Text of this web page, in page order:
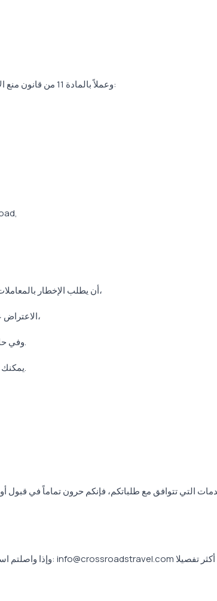
وعملاً بالمادة 11 من قانون منع الاتجار بالبشر، يمكن لأي شخص أن يمارس الحقوق التالية عن طريق تقديم طلب إلى متحكم البيانات:
أن يطلب الإخطار بالمعاملات التي تتم عملاً بالفقرتين الفرعيتين (هـ) و(و) إلى الأطراف الثالثة التي تنقل إليها البيانات الشخصية،
الاعتراض على ظهور نتيجة لضرر الشخص نفسه عن طريق تحليل البيانات المجهزة حصرا من خلال النظم الآلية،
وفي حالة الضرر الناجم عن التجهيز غير القانوني للبيانات الشخصية، يحق لها المطالبة بالتعويض عن الضرر.
يمكنك الاتصال بنا عبر شبكة المعلومات عبر الطرق عبر البريد الإلكتروني لممارسة حقوقك المذكورة أعلاه.
التي تتوافق مع طلباتكم، فإنكم حرون تماماً في